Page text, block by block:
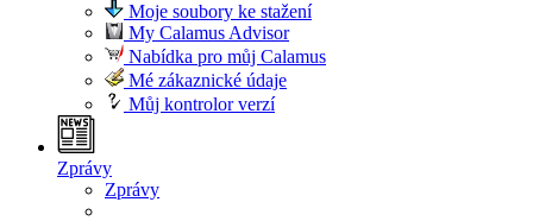
Moje soubory ke stažení
My Calamus Advisor
Nabídka pro můj Calamus
Mé zákaznické údaje
Můj kontrolor verzí
Zprávy
Zprávy